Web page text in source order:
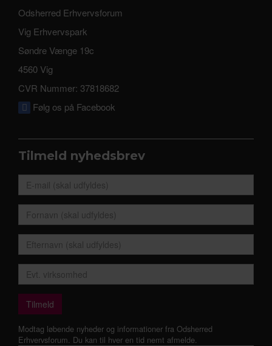
Odsherred Erhvervsforum
Vig Erhvervspark
Søndre Vænge 19c
4560 Vig
CVR Nummer: 37818682
Følg os på Facebook
Tilmeld nyhedsbrev
Modtag løbende nyheder og informationer fra Odsherred
Erhvervsforum. Du kan til hver en tid nemt afmelde.